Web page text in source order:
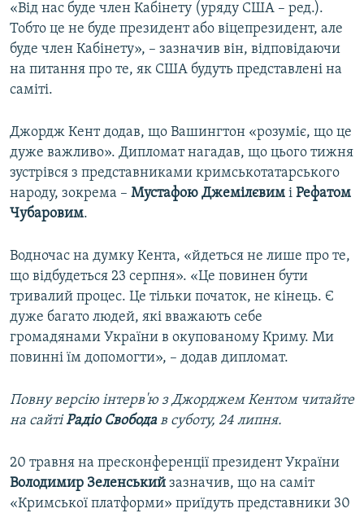
«Від нас буде член Кабінету (уряду США – ред.).
Тобто це не буде президент або віцепрезидент, але
буде член Кабінету», – зазначив він, відповідаючи
на питання про те, як США будуть представлені на
саміті.
Джордж Кент додав, що Вашингтон «розуміє, що це
дуже важливо». Дипломат нагадав, що цього тижня
зустрівся з представниками кримськотатарського
народу, зокрема – Мустафою Джемілєвим і Рефатом
Чубаровим.
Водночас на думку Кента, «йдеться не лише про те,
що відбудеться 23 серпня». «Це повинен бути
тривалий процес. Це тільки початок, не кінець. Є
дуже багато людей, які вважають себе
громадянами України в окупованому Криму. Ми
повинні їм допомогти», – додав дипломат.
Повну версію інтерв'ю з Джорджем Кентом читайте
на сайтіРадіо Свободав суботу, 24 липня.
20 травня на пресконференції президент України
Володимир Зеленський зазначив, що на саміт
«Кримської платформи» приїдуть представники 30